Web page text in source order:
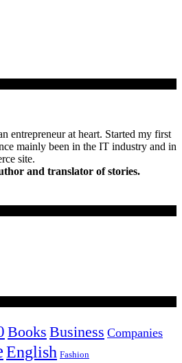
entrepreneur at heart. Started my first
mainly been in the IT industry and in
site.
and translator of stories.
Books Business Companies
English Fashion